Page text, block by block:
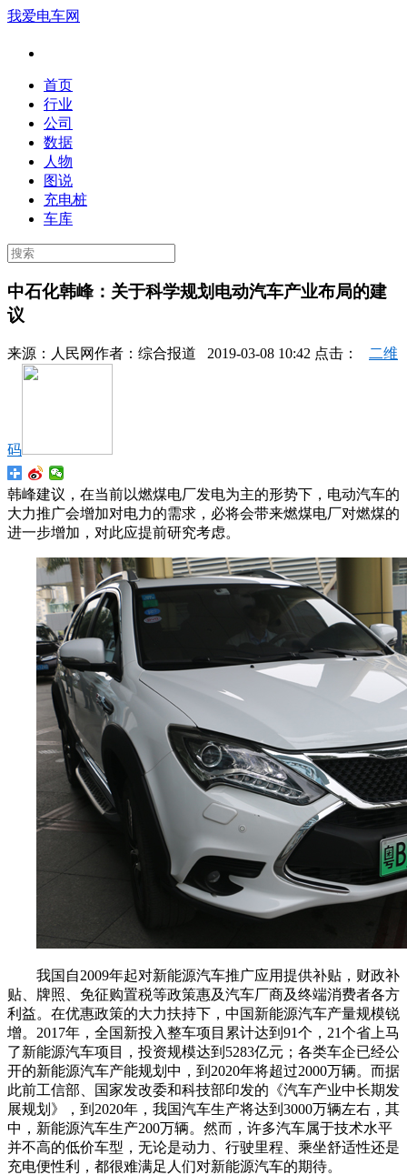
我爱电车网
首页
行业
公司
数据
人物
图说
充电桩
车库
中石化韩峰：关于科学规划电动汽车产业布局的建
议
来源： 人民网作者： 综合报道 2019-03-08 10:42 点击： 二维
码
韩峰建议，在当前以燃煤电厂发电为主的形势下，电动汽车的
大力推广会增加对电力的需求，必将会带来燃煤电厂对燃煤的
进一步增加，对此应提前研究考虑。
我国自2009年起对新能源汽车推广应用提供补贴，财政补
贴、牌照、免征购置税等政策惠及汽车厂商及终端消费者各方
利益。在优惠政策的大力扶持下，中国新能源汽车产量规模锐
增。2017年，全国新投入整车项目累计达到91个，21个省上马
了新能源汽车项目，投资规模达到5283亿元；各类车企已经公
开的新能源汽车产能规划中，到2020年将超过2000万辆。而据
此前工信部、国家发改委和科技部印发的《汽车产业中长期发
展规划》，到2020年，我国汽车生产将达到3000万辆左右，其
中，新能源汽车生产200万辆。然而，许多汽车属于技术水平
并不高的低价车型，无论是动力、行驶里程、乘坐舒适性还是
充电便性利，都很难满足人们对新能源汽车的期待。